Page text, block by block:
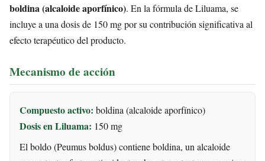
boldina (alcaloide aporfínico). En la fórmula de Liluama, se
incluye a una dosis de 150 mg por su contribución significativa al
efecto terapéutico del producto.
Mecanismo de acción
Compuesto activo: boldina (alcaloide aporfínico)
Dosis en Liluama: 150 mg
El boldo (Peumus boldus) contiene boldina, un alcaloide